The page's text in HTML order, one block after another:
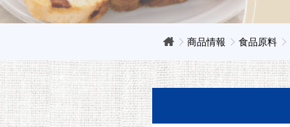
商品情報 食品原料